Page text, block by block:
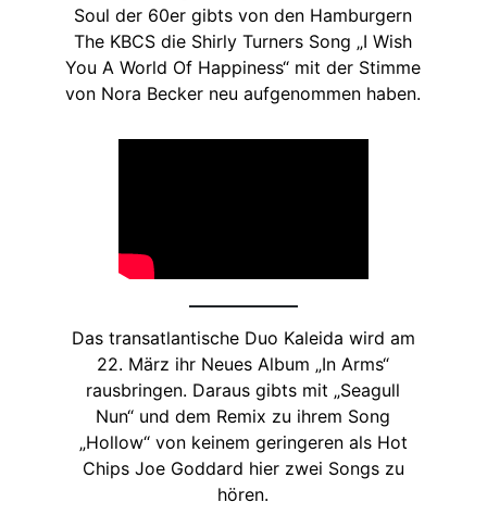
Soul der 60er gibts von den Hamburgern
The KBCS die Shirly Turners Song „I Wish
You A World Of Happiness“ mit der Stimme
von Nora Becker neu aufgenommen haben.
Das transatlantische Duo Kaleida wird am
22. März ihr Neues Album „In Arms“
rausbringen. Daraus gibts mit „Seagull
Nun“ und dem Remix zu ihrem Song
„Hollow“ von keinem geringeren als Hot
Chips Joe Goddard hier zwei Songs zu
hören.